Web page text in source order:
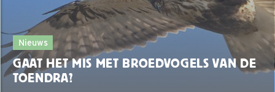
Nieuws
GAAT HET MIS MET BROEDVOGELS VAN DE
TOENDRA?